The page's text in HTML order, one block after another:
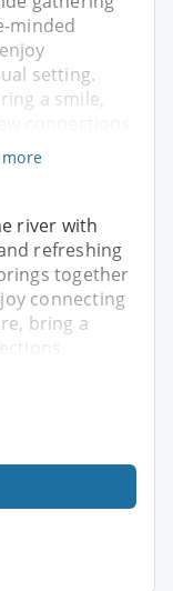
minded
setting.
a smile,
river with
refreshing
together
connecting
bring a